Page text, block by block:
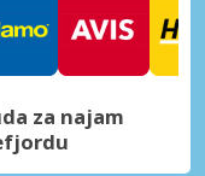
za najam